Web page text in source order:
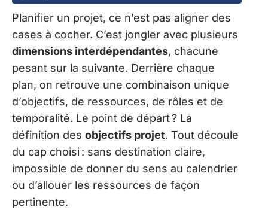
Planifier un projet, ce n’est pas aligner des
cases à cocher. C’est jongler avec plusieurs
dimensions interdépendantes, chacune
pesant sur la suivante. Derrière chaque
plan, on retrouve une combinaison unique
d’objectifs, de ressources, de rôles et de
temporalité. Le point de départ ? La
définition des objectifs projet. Tout découle
du cap choisi : sans destination claire,
impossible de donner du sens au calendrier
ou d’allouer les ressources de façon
pertinente.